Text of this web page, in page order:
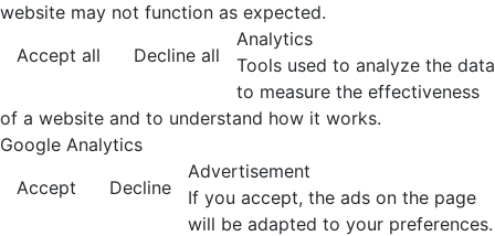
website may not function as expected.
Accept all
Decline all
Analytics
Tools used to analyze the data
to measure the effectiveness
of a website and to understand how it works.
Google Analytics
Accept
Decline
Advertisement
If you accept, the ads on the page
will be adapted to your preferences.